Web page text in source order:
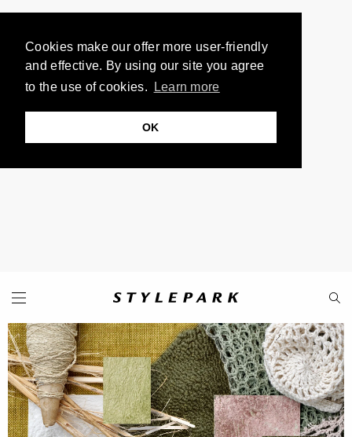
Cookies make our offer more user-friendly
and effective. By using our site you agree
to the use of cookies.
Learn more
OK